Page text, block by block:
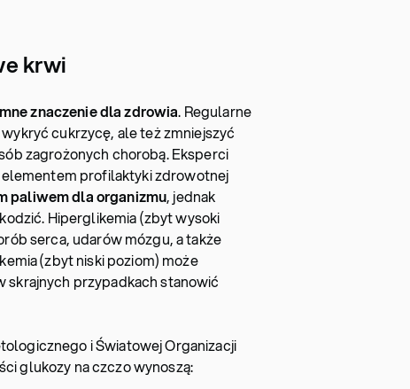
krwi
znaczenie dla zdrowia. Regularne
cukrzycę, ale też zmniejszyć
zagrożonych chorobą. Eksperci
profilaktyki zdrowotnej
paliwem dla organizmu, jednak
Hiperglikemia (zbyt wysoki
serca, udarów mózgu, a także
(zbyt niski poziom) może
skrajnych przypadkach stanowić
i Światowej Organizacji
glukozy na czczo wynoszą: